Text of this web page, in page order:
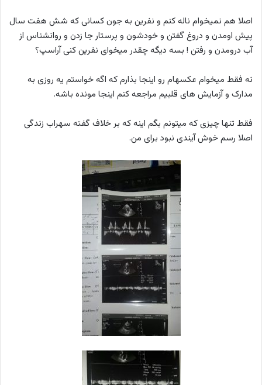
اصلا هم نمیخوام ناله کنم و نفرین به جون کسانی که شش هفت سال
پیش اومدن و دروغ گفتن و خودشون و پرستار جا زدن و روانشناس از
آب درومدن و رفتن ! بسه دیگه چقدر میخوای نفرین کنی آراسپ؟
نه فقط میخوام عکسهام رو اینجا بذارم که اگه خواستم یه روزی به
مدارک و آزمایش های قلبیم مراجعه کنم اینجا مونده باشه.
فقط تنها چیزی که میتونم بگم اینه که بر خلاف گفته سهراب زندگی
اصلا رسم خوش آیندی نبود برای من.